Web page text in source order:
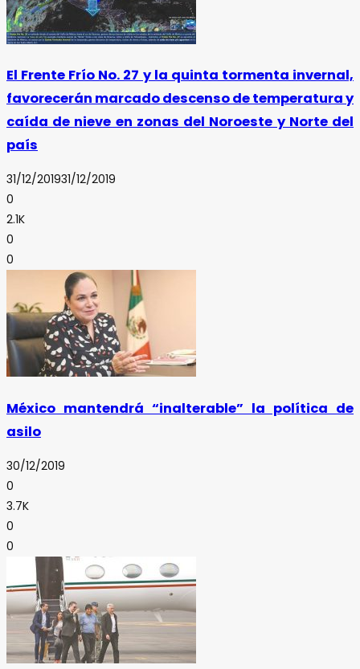
El Frente Frío No. 27 y la quinta tormenta invernal,
favorecerán marcado descenso de temperatura y
caída de nieve en zonas del Noroeste y Norte del
país
31/12/201931/12/2019
0
2.1K
0
0
México mantendrá “inalterable” la política de
asilo
30/12/2019
0
3.7K
0
0